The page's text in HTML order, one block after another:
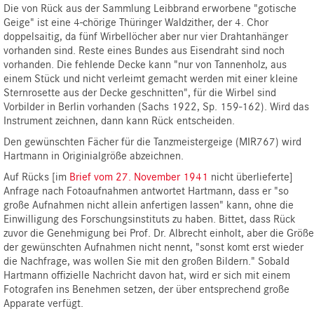
Die von Rück aus der Sammlung Leibbrand erworbene "gotische
Geige" ist eine 4-chörige Thüringer Waldzither, der 4. Chor
doppelsaitig, da fünf Wirbellöcher aber nur vier Drahtanhänger
vorhanden sind. Reste eines Bundes aus Eisendraht sind noch
vorhanden. Die fehlende Decke kann "nur von Tannenholz, aus
einem Stück und nicht verleimt gemacht werden mit einer kleine
Sternrosette aus der Decke geschnitten", für die Wirbel sind
Vorbilder in Berlin vorhanden (Sachs 1922, Sp. 159-162). Wird das
Instrument zeichnen, dann kann Rück entscheiden.
Den gewünschten Fächer für die Tanzmeistergeige (MIR767) wird
Hartmann in Originialgröße abzeichnen.
Auf Rücks [im Brief vom 27. November 1941 nicht überlieferte]
Anfrage nach Fotoaufnahmen antwortet Hartmann, dass er "so
große Aufnahmen nicht allein anfertigen lassen" kann, ohne die
Einwilligung des Forschungsinstituts zu haben. Bittet, dass Rück
zuvor die Genehmigung bei Prof. Dr. Albrecht einholt, aber die Größe
der gewünschten Aufnahmen nicht nennt, "sonst komt erst wieder
die Nachfrage, was wollen Sie mit den großen Bildern." Sobald
Hartmann offizielle Nachricht davon hat, wird er sich mit einem
Fotografen ins Benehmen setzen, der über entsprechend große
Apparate verfügt.